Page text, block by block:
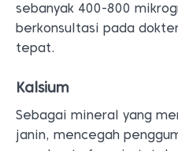
sebanyak 400-800
berkonsultasi pada
tepat.
Kalsium
Sebagai mineral yang
janin, mencegah